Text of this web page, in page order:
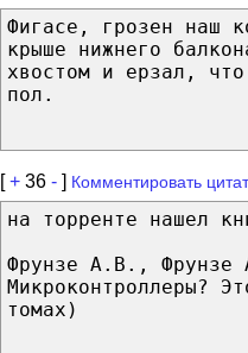
Фигасе, грозен наш
крыше нижнего
хвостом и ерзал,
пол.
[+ 36 - ] Комментировать
на торренте нашел
Фрунзе А.В.,
Микроконтроллеры?
томах)